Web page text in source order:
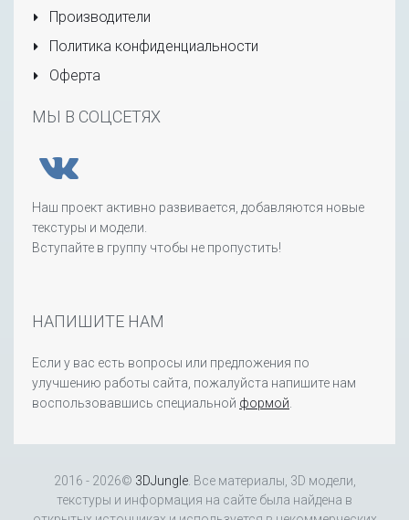
Производители
Политика конфиденциальности
Оферта
МЫ В СОЦСЕТЯХ
Наш проект активно развивается, добавляются новые
текстуры и модели.
Вступайте в группу чтобы не пропустить!
НАПИШИТЕ НАМ
Если у вас есть вопросы или предложения по
улучшению работы сайта, пожалуйста напишите нам
воспользовавшись специальной формой.
2016 - 2026© 3DJungle. Все материалы, 3D модели,
текстуры и информация на сайте была найдена в